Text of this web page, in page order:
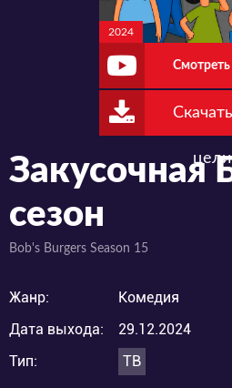
2024
Смотреть
Закусочная
сезон
Bob's Burgers Season 15
Жанр:
Комедия
Дата выхода:
29.12.2024
Тип:
ТВ